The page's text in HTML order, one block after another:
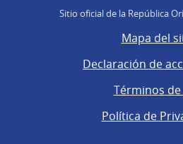
Sitio oficial de la República
Mapa del
Declaración de
Términos
Política de